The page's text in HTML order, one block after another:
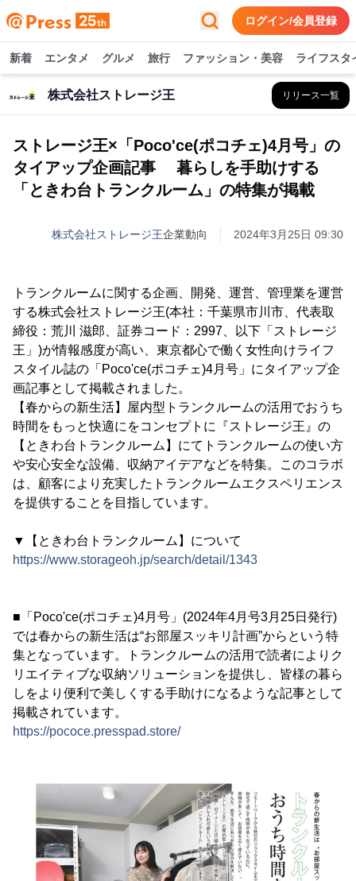
ログイン/会員登録
新着 エンタメ グルメ 旅行 ファッション・美容 ライフスタ
株式会社ストレージ王 リリース一覧
ストレージ王×「Poco'ce(ポコチェ)4月号」の
タイアップ企画記事 暮らしを手助けする
「ときわ台トランクルーム」の特集が掲載
株式会社ストレージ王企業動向 2024年3月25日 09:30
トランクルームに関する企画、開発、運営、管理業を運営
する株式会社ストレージ王(本社：千葉県市川市、代表取
締役：荒川 滋郎、証券コード：2997、以下「ストレージ
王」)が情報感度が高い、東京都心で働く女性向けライフ
スタイル誌の「Poco'ce(ポコチェ)4月号」にタイアップ企
画記事として掲載されました。
【春からの新生活】屋内型トランクルームの活用でおうち
時間をもっと快適にをコンセプトに『ストレージ王』の
【ときわ台トランクルーム】にてトランクルームの使い方
や安心安全な設備、収納アイデアなどを特集。このコラボ
は、顧客により充実したトランクルームエクスペリエンス
を提供することを目指しています。
▼【ときわ台トランクルーム】について
https://www.storageoh.jp/search/detail/1343
■「Poco'ce(ポコチェ)4月号」(2024年4月号3月25日発行)
では春からの新生活は“お部屋スッキリ計画”からという特
集となっています。トランクルームの活用で読者によりク
リエイティブな収納ソリューションを提供し、皆様の暮ら
しをより便利で美しくする手助けになるような記事として
掲載されています。
https://pococe.presspad.store/